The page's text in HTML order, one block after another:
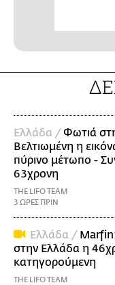
Ελλάδα /Φωτιά
Βελτιωμένη η
πύρινο μέτωπο -
63χρονη
THE LIFO TEAM
3 ΩΡΕΣ ΠΡΙΝ
Ελλάδα /
στην Ελλάδα η
κατηγορούμενη
THE LIFO TEAM